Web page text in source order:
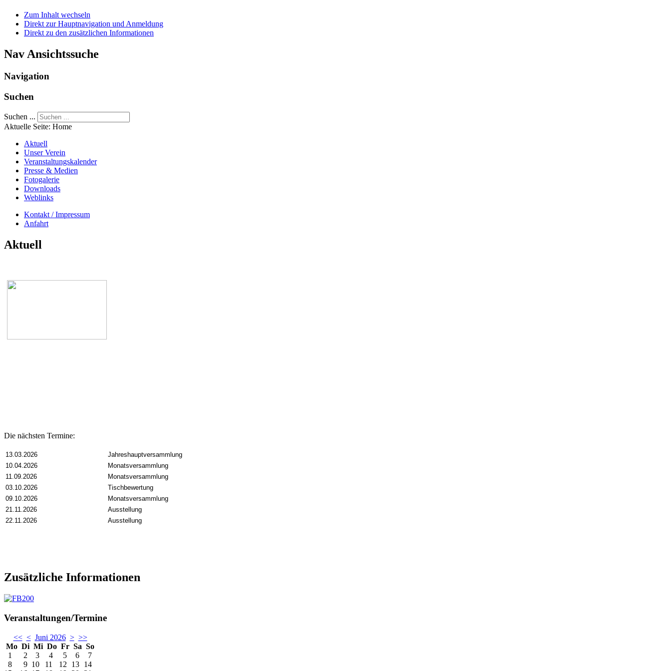
Zum Inhalt wechseln
Direkt zur Hauptnavigation und Anmeldung
Direkt zu den zusätzlichen Informationen
Nav Ansichtssuche
Navigation
Suchen
Suchen ...
Aktuelle Seite: Home
Aktuell
Unser Verein
Veranstaltungskalender
Presse & Medien
Fotogalerie
Downloads
Weblinks
Kontakt / Impressum
Anfahrt
Aktuell
Die nächsten Termine:
13.03.2026
Jahreshauptversammlung
10.04.2026
Monatsversammlung
11.09.2026
Monatsversammlung
03.10.2026
Tischbewertung
09.10.2026
Monatsversammlung
21.11.2026
Ausstellung
22.11.2026
Ausstellung
Zusätzliche Informationen
Veranstaltungen/Termine
<< < Juni 2026 > >>
Mo Di Mi Do Fr Sa So
1
2 3 4 5 6
7
8
9 10 11 12 13 14